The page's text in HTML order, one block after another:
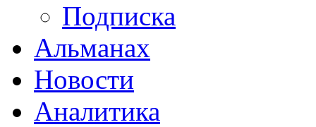
Подписка
Альманах
Новости
Аналитика